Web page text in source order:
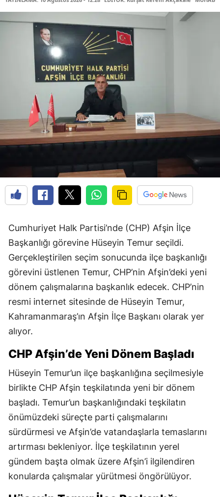
Cumhuriyet Halk Partisi’nde (CHP) Afşin İlçe
Başkanlığı görevine Hüseyin Temur seçildi.
Gerçekleştirilen seçim sonucunda ilçe başkanlığı
görevini üstlenen Temur, CHP’nin Afşin’deki yeni
dönem çalışmalarına başkanlık edecek. CHP’nin
resmi internet sitesinde de Hüseyin Temur,
Kahramanmaraş’ın Afşin İlçe Başkanı olarak yer
alıyor.
CHP Afşin’de Yeni Dönem Başladı
Hüseyin Temur’un ilçe başkanlığına seçilmesiyle
birlikte CHP Afşin teşkilatında yeni bir dönem
başladı. Temur’un başkanlığındaki teşkilatın
önümüzdeki süreçte parti çalışmalarını
sürdürmesi ve Afşin’de vatandaşlarla temaslarını
artırması bekleniyor. İlçe teşkilatının yerel
gündem başta olmak üzere Afşin’i ilgilendiren
konularda çalışmalar yürütmesi öngörülüyor.